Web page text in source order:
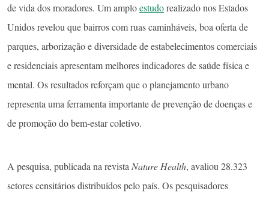
de vida dos moradores. Um amploestudorealizado nos Estados
Unidos revelou que bairros com ruas caminháveis, boa oferta de
parques, arborização e diversidade de estabelecimentos comerciais
e residenciais apresentam melhores indicadores de saúde física e
mental. Os resultados reforçam que o planejamento urbano
representa uma ferramenta importante de prevenção de doenças e
de promoção do bem-estar coletivo.
A pesquisa, publicada na revista Nature Health, avaliou 28.323
setores censitários distribuídos pelo país. Os pesquisadores